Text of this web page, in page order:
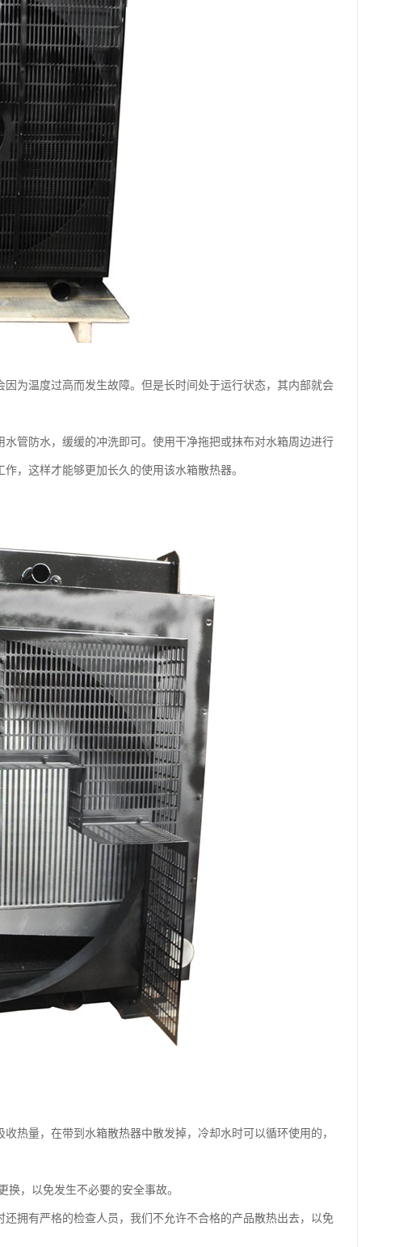
为温度过高而发生故障。但是长时间处于运行状态，其内部就会
防水，缓缓的冲洗即可。使用干净拖把或抹布对水箱周边进行
，这样才能够更加长久的使用该水箱散热器。
热量，在带到水箱散热器中散发掉，冷却水时可以循环使用的，
，以免发生不必要的安全事故。
有严格的检查人员，我们不允许不合格的产品散热出去，以免